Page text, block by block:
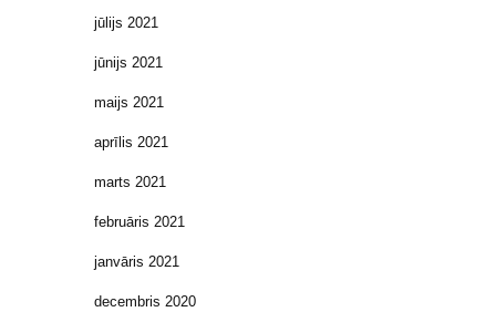
jūlijs 2021
jūnijs 2021
maijs 2021
aprīlis 2021
marts 2021
februāris 2021
janvāris 2021
decembris 2020